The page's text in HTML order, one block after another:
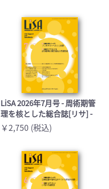
LiSA 2026年7月号 - 周術期管
理を核とした総合誌[リサ] -
￥2,750 (税込)